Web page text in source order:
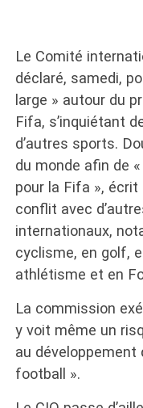
Le Comité
déclaré, samedi,
large » autour du
Fifa, s’inquiétant
d’autres sports.
du monde afin de
pour la Fifa », écrit
conflit avec
internationaux,
cyclisme, en golf,
athlétisme et en
La commission
y voit même un
au
football ».